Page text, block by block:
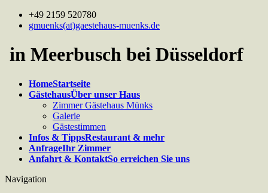
+49 2159 520780
gmuenks(at)gaestehaus-muenks.de
in Meerbusch bei Düsseldorf
HomeStartseite
GästehausÜber unser Haus
Zimmer Gästehaus Münks
Galerie
Gästestimmen
Infos & TippsRestaurant & mehr
AnfrageIhr Zimmer
Anfahrt & KontaktSo erreichen Sie uns
Navigation